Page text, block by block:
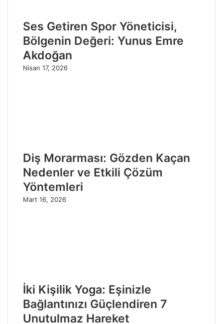
Ses Getiren Spor Yöneticisi,
Bölgenin Değeri: Yunus Emre
Akdoğan
Nisan 17, 2026
Diş Morarması: Gözden Kaçan
Nedenler ve Etkili Çözüm
Yöntemleri
Mart 16, 2026
İki Kişilik Yoga: Eşinizle
Bağlantınızı Güçlendiren 7
Unutulmaz Hareket